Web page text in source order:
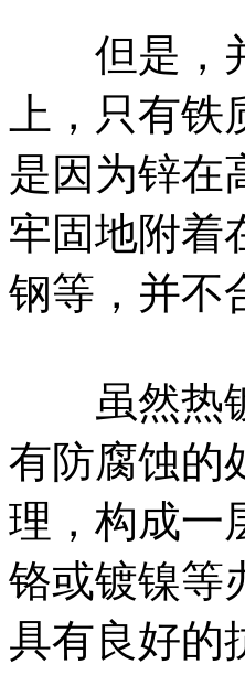
但是，并
上，只有
是因为锌在
牢固地附着
钢等，并不
虽然热镀
有防腐蚀的
理，构成一
铬或镀镍等
具有良好的